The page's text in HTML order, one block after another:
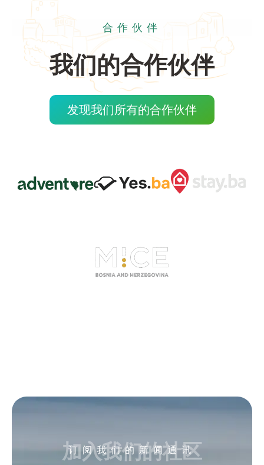
合作伙伴
我们的合作伙伴
发现我们所有的合作伙伴
订阅我们的新闻通讯
加入我们的社区